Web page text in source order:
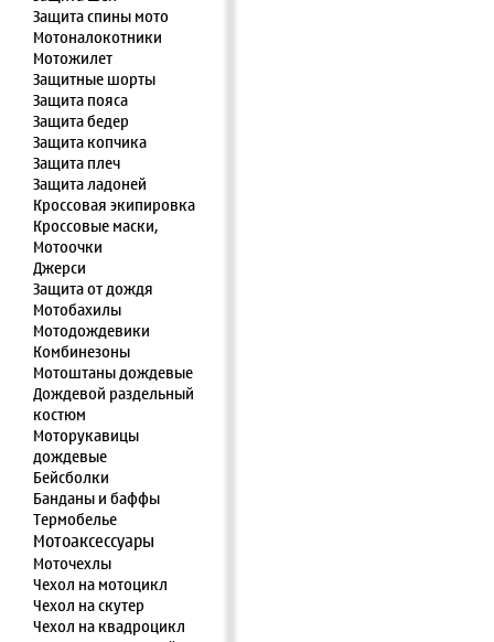
Защита спины мото
Мотоналокотники
Мотожилет
Защитные шорты
Защита пояса
Защита бедер
Защита копчика
Защита плеч
Защита ладоней
Кроссовая экипировка
Кроссовые маски,
Мотоочки
Джерси
Защита от дождя
Мотобахилы
Мотодождевики
Комбинезоны
Мотоштаны дождевые
Дождевой раздельный
костюм
Моторукавицы
дождевые
Бейсболки
Банданы и баффы
Термобелье
Мотоаксессуары
Моточехлы
Чехол на мотоцикл
Чехол на скутер
Чехол на квадроцикл